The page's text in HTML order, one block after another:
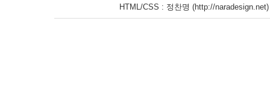
HTML/CSS : 정찬명 (http://naradesign.net)